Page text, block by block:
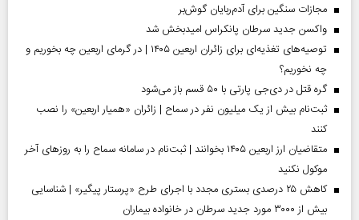
مجازات سنگین برای آدم‌ربایان گوش‌بر
واکسن جدید سرطان پانکراس امیدبخش شد
توصیه‌های تغذیه‌ای برای زائران اربعین ۱۴۰۵ | در گرمای اربعین چه بخوریم و
چه نخوریم؟
گره قتل در دی‌جی پارتی با ۵۰ قسم باز می‌شود
ثبت‌نام بیش از یک میلیون نفر در سماح | زائران «همیار اربعین» را نصب
کنند
متقاضیان ارز اربعین ۱۴۰۵ بخوانند | ثبت‌نام در سامانه سماح را به روز‌های آخر
موکول نکنید
کاهش ۲۵ درصدی بستری مجدد با اجرای طرح «پرستار پیگیر» | شناسایی
بیش از ۳۰۰۰ مورد جدید سرطان در خانواده بیماران